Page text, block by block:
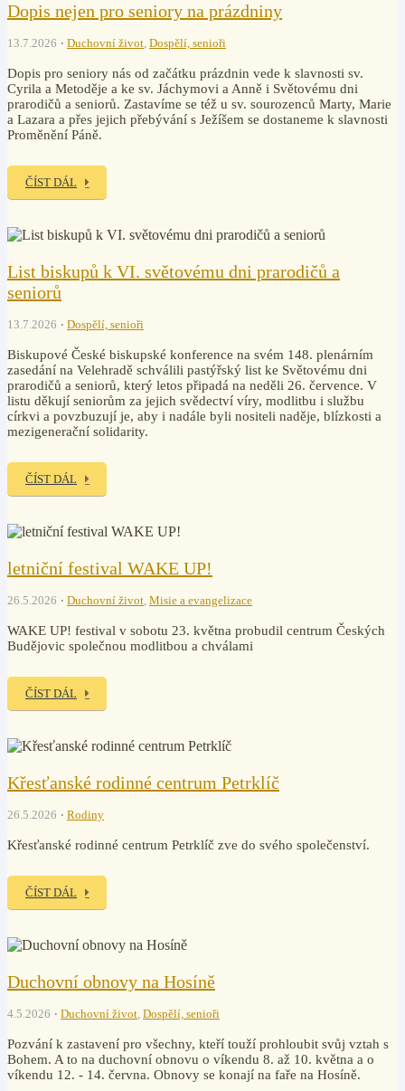
Dopis nejen pro seniory na prázdniny
13.7.2026 Duchovní život, Dospělí, senioři
Dopis pro seniory nás od začátku prázdnin vede k slavnosti sv.
Cyrila a Metoděje a ke sv. Jáchymovi a Anně i Světovému dni
prarodičů a seniorů. Zastavíme se též u sv. sourozenců Marty, Marie
a Lazara a přes jejich přebývání s Ježíšem se dostaneme k slavnosti
Proměnění Páně.
ČÍST DÁL
List biskupů k VI. světovému dni prarodičů a
seniorů
13.7.2026 Dospělí, senioři
Biskupové České biskupské konference na svém 148. plenárním
zasedání na Velehradě schválili pastýřský list ke Světovému dni
prarodičů a seniorů, který letos připadá na neděli 26. července. V
listu děkují seniorům za jejich svědectví víry, modlitbu i službu
církvi a povzbuzují je, aby i nadále byli nositeli naděje, blízkosti a
mezigenerační solidarity.
ČÍST DÁL
letniční festival WAKE UP!
26.5.2026 Duchovní život, Misie a evangelizace
WAKE UP! festival v sobotu 23. května probudil centrum Českých
Budějovic společnou modlitbou a chválami
ČÍST DÁL
Křesťanské rodinné centrum Petrklíč
26.5.2026 Rodiny
Křesťanské rodinné centrum Petrklíč zve do svého společenství.
ČÍST DÁL
Duchovní obnovy na Hosíně
4.5.2026 Duchovní život, Dospělí, senioři
Pozvání k zastavení pro všechny, kteří touží prohloubit svůj vztah s
Bohem. A to na duchovní obnovu o víkendu 8. až 10. května a o
víkendu 12. - 14. června. Obnovy se konají na faře na Hosíně.